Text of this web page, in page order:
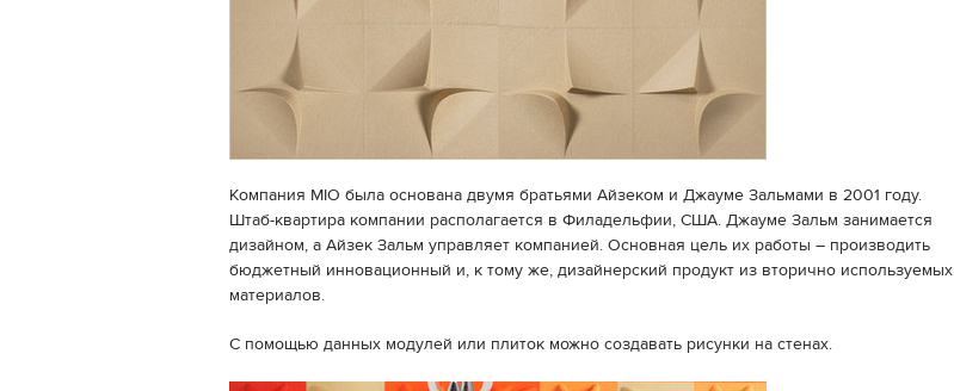
Компания MIO была основана двумя братьями Айзеком и Джауме Зальмами в 2001 году.
Штаб-квартира компании располагается в Филадельфии, США. Джауме Зальм занимается
дизайном, а Айзек Зальм управляет компанией. Основная цель их работы – производить
бюджетный инновационный и, к тому же, дизайнерский продукт из вторично используемых
материалов.
С помощью данных модулей или плиток можно создавать рисунки на стенах.